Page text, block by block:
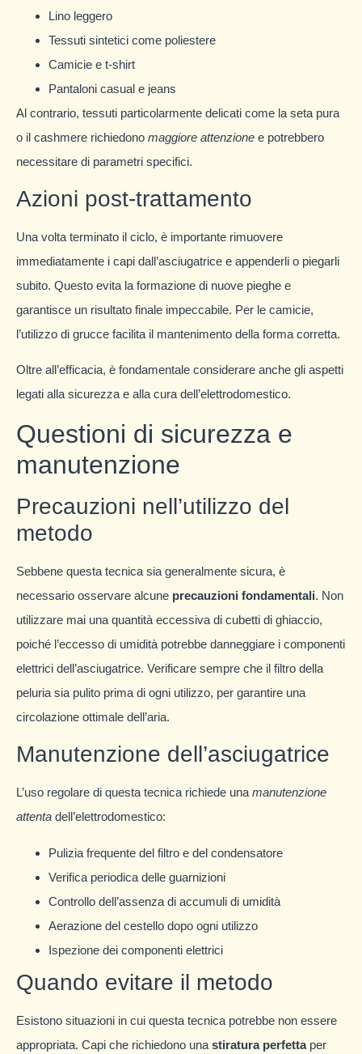
Lino leggero
Tessuti sintetici come poliestere
Camicie e t-shirt
Pantaloni casual e jeans
Al contrario, tessuti particolarmente delicati come la seta pura
o il cashmere richiedono maggiore attenzione e potrebbero
necessitare di parametri specifici.
Azioni post-trattamento
Una volta terminato il ciclo, è importante rimuovere
immediatamente i capi dall’asciugatrice e appenderli o piegarli
subito. Questo evita la formazione di nuove pieghe e
garantisce un risultato finale impeccabile. Per le camicie,
l’utilizzo di grucce facilita il mantenimento della forma corretta.
Oltre all’efficacia, è fondamentale considerare anche gli aspetti
legati alla sicurezza e alla cura dell’elettrodomestico.
Questioni di sicurezza e
manutenzione
Precauzioni nell’utilizzo del
metodo
Sebbene questa tecnica sia generalmente sicura, è
necessario osservare alcune precauzioni fondamentali. Non
utilizzare mai una quantità eccessiva di cubetti di ghiaccio,
poiché l’eccesso di umidità potrebbe danneggiare i componenti
elettrici dell’asciugatrice. Verificare sempre che il filtro della
peluria sia pulito prima di ogni utilizzo, per garantire una
circolazione ottimale dell’aria.
Manutenzione dell’asciugatrice
L’uso regolare di questa tecnica richiede una manutenzione
attenta dell’elettrodomestico:
Pulizia frequente del filtro e del condensatore
Verifica periodica delle guarnizioni
Controllo dell’assenza di accumuli di umidità
Aerazione del cestello dopo ogni utilizzo
Ispezione dei componenti elettrici
Quando evitare il metodo
Esistono situazioni in cui questa tecnica potrebbe non essere
appropriata. Capi che richiedono una stiratura perfettaper